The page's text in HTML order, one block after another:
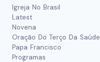
Igreja No Brasil
Latest
Novena
Oração Do Terço Da Saúde
Papa Francisco
Programas